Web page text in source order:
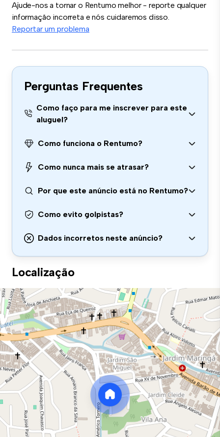
Ajude-nos a tornar o Rentumo melhor - reporte qualquer
informação incorreta e nós cuidaremos disso.
Reportar um problema
Perguntas Frequentes
Como faço para me inscrever para este
aluguel?
Como funciona o Rentumo?
Como nunca mais se atrasar?
Por que este anúncio está no Rentumo?
Como evito golpistas?
Dados incorretos neste anúncio?
Localização